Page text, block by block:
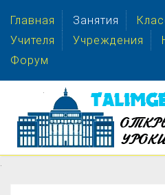
Главная Занятия
Учителя
Учреждения
Форум
.
.